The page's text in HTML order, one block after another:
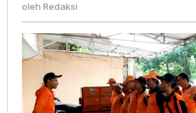
Evaluasi
oleh Redaksi